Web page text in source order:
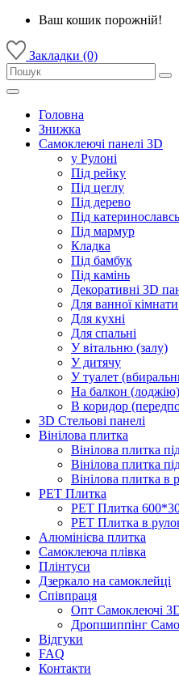
Ваш кошик порожній!
Закладки (0)
Головна
Знижка
Самоклеючі панелі 3D
у Рулоні
Під рейку
Під цеглу
Під дерево
Під
Під мармур
Кладка
Під бамбук
Під камінь
Декоративні 3D
Для ванної кімнати
Для кухні
Для спальні
У вітальню (залу)
У дитячу
У туалет
На балкон (лоджію)
В коридор
3D Стельові панелі
Вінілова плитка
Вінілова плитка
Вінілова плитка
Вінілова плитка в
PET Плитка
PET Плитка
PET Плитка в
Алюмінієва плитка
Самоклеюча плівка
Плінтуси
Дзеркало на самоклейці
Співпраця
Опт Самоклеючі
Дропшиппінг
Відгуки
FAQ
Контакти